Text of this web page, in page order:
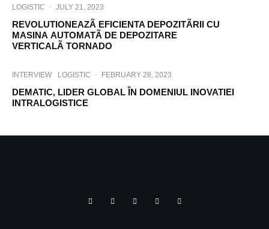
LOGISTIC · JULY 21, 2023
REVOLUTIONEAZÃ EFICIENTA DEPOZITÃRII CU
MASINA AUTOMATÃ DE DEPOZITARE
VERTICALÃ TORNADO
INTERVIEW LOGISTIC · FEBRUARY 28, 2023
DEMATIC, LIDER GLOBAL ÎN DOMENIUL INOVATIEI
INTRALOGISTICE